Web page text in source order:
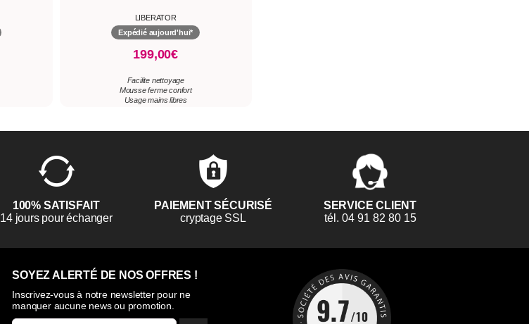
LIBERATOR
Expédié aujourd'hui*
199,00€
Facilite nettoyage
Mousse ferme confort
Usage mains libres
100% SATISFAIT
14 jours pour échanger
PAIEMENT SÉCURISÉ
cryptage SSL
SERVICE CLIENT
tél. 04 91 82 80 15
SOYEZ ALERTÉ DE NOS OFFRES !
Inscrivez-vous à notre newsletter pour ne
manquer aucune news ou promotion.